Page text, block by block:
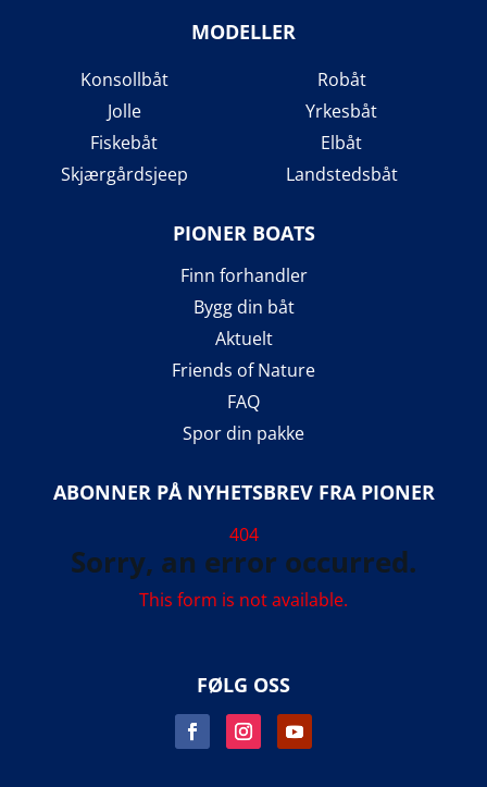
MODELLER
Konsollbåt
Jolle
Fiskebåt
Skjærgårdsjeep
Robåt
Yrkesbåt
Elbåt
Landstedsbåt
PIONER BOATS
Finn forhandler
Bygg din båt
Aktuelt
Friends of Nature
FAQ
Spor din pakke
ABONNER PÅ NYHETSBREV FRA PIONER
404
Sorry, an error occurred.
This form is not available.
FØLG OSS